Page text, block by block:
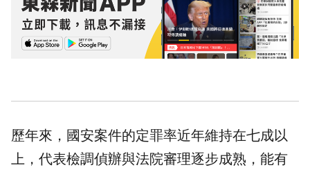
歷年來，國安案件的定罪率近年維持在七成以
上，代表檢調偵辦與法院審理逐步成熟，能有